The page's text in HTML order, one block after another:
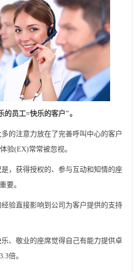
的员工=快乐的客户"。
注意力放在了完善呼叫中心的客户
验(EX)常常被忽视。
获得授权的、参与互动和知情的座
要。
直接影响到公司为客户提供的支持
敬业的座席觉得自己有能力提供卓
倍。